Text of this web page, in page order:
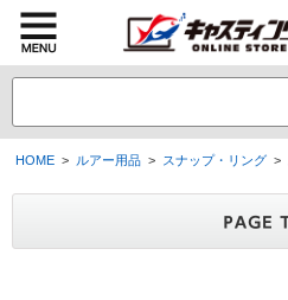
HOME > ルアー用品 > スナップ・リング >